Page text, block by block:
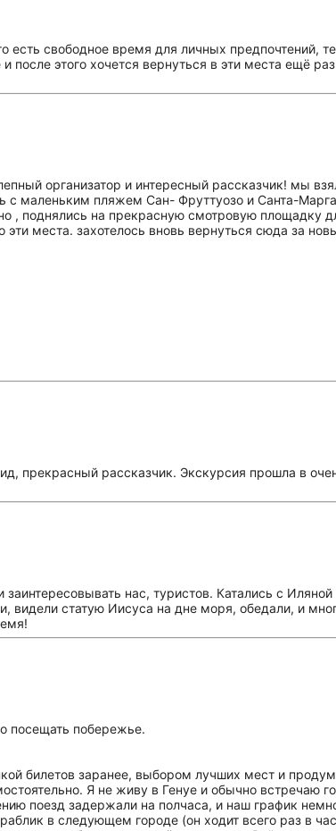
есть свободное время для личных предпочтений,
этого хочется вернуться в эти места ещё
организатор и интересный рассказчик! мы
маленьким пляжем Сан- Фруттуозо и Санта-
, поднялись на прекрасную смотровую площадку
места. захотелось вновь вернуться сюда за
прекрасный рассказчик. Экскурсия прошла в
нас, туристов. Катались с Иляной
видели статую Иисуса на дне моря, обедали, и
посещать побережье.
билетов заранее, выбором лучших мест и
Я не живу в Генуе и обычно встречаю
поезд задержали на полчаса, и наш график
в следующем городе (он ходит всего раз в